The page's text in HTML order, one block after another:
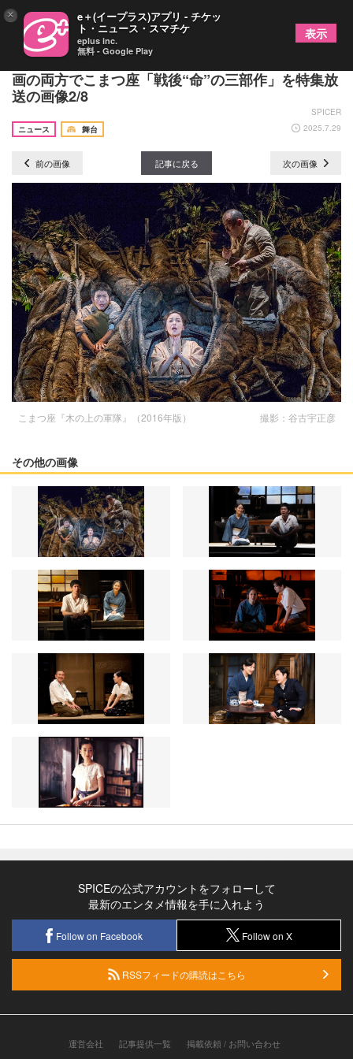
『木の上の軍隊』や『母と暮せば』など、舞台と映
画の両方でこまつ座「戦後“命”の三部作」を特集放
送の画像2/8
SPICER
ニュース
舞台 2025.7.29
前の画像 記事に戻る 次の画像
こまつ座『木の上の軍隊』（2016年版） 撮影：谷古宇正彦
その他の画像
SPICEの公式アカウントをフォローして
最新のエンタメ情報を手に入れよう
Follow on Facebook Follow on X
RSSフィードの購読はこちら
運営会社 記事提供一覧 掲載依頼 / お問い合わせ
× e＋(イープラス)アプリ - チケッ
ト・ニュース・スマチケ
eplus inc.
無料 - Google Play
表示